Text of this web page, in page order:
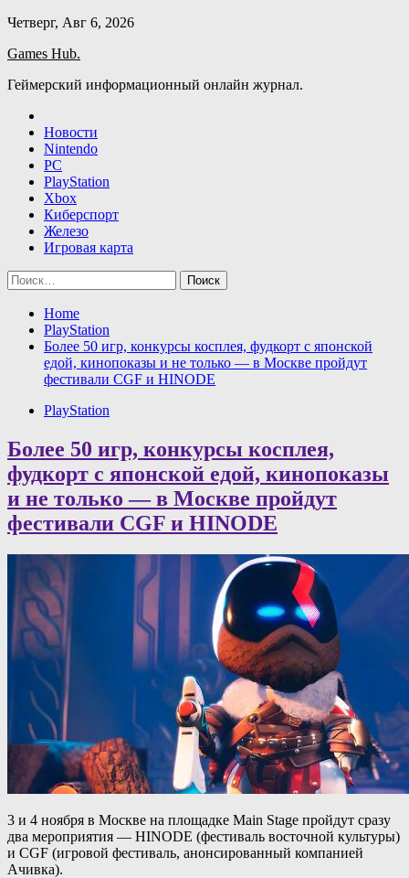
Skip
content
Четверг, Авг 6, 2026
Games Hub.
Геймерский информационный онлайн журнал.
Новости
Nintendo
PC
PlayStation
Xbox
Киберспорт
Железо
Игровая карта
Найти:
Home
PlayStation
Более 50 игр, конкурсы косплея, фудкорт с японской
едой, кинопоказы и не только — в Москве пройдут
фестивали CGF и HINODE
PlayStation
Более 50 игр, конкурсы косплея,
фудкорт с японской едой, кинопоказы
и не только — в Москве пройдут
фестивали CGF и HINODE
3 и 4 ноября в Москве на площадке Main Stage пройдут сразу
два мероприятия — HINODE (фестиваль восточной культуры)
и CGF (игровой фестиваль, анонсированный компанией
Ачивка).